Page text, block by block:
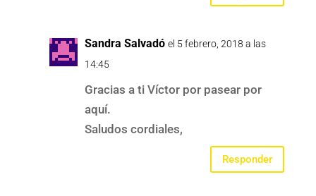
Sandra Salvadó el 5 febrero, 2018 a las
14:45
Gracias a ti Víctor por pasear por
aquí.
Saludos cordiales,
Responder